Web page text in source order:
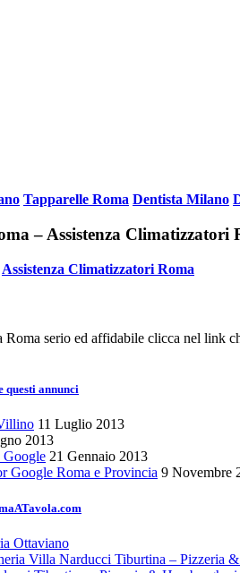
Tapparelle Roma Dentista Milano
– Assistenza Climatizzatori
Assistenza Climatizzatori Roma
Roma serio ed affidabile clicca nel link
questi annunci
11 Luglio 2013
2013
Google 21 Gennaio 2013
Google Roma e Provincia 9 Novembre
Ottaviano
Villa Narducci Tiburtina – Pizzeria